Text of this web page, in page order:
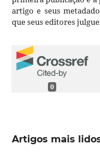
artigo e seus
que seus editores
0
Artigos mais